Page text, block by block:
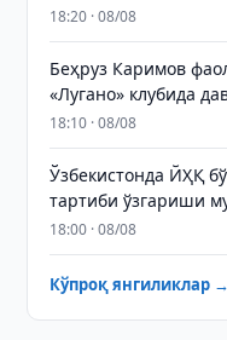
18:20 · 08/08
Беҳруз Каримов
«Лугано» клубида
18:10 · 08/08
Ўзбекистонда ЙҲҚ
тартиби ўзгариши
18:00 · 08/08
Кўпроқ янгиликлар →